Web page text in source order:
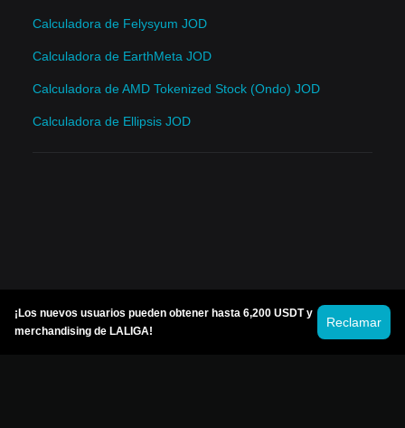
Calculadora de Felysyum JOD
Calculadora de EarthMeta JOD
Calculadora de AMD Tokenized Stock (Ondo) JOD
Calculadora de Ellipsis JOD
¡Los nuevos usuarios pueden obtener hasta 6,200 USDT y
merchandising de LALIGA!
Reclamar